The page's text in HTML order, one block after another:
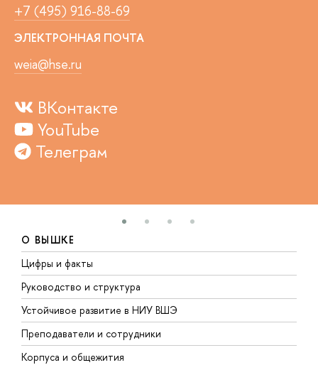
+7 (495) 916-88-69
ЭЛЕКТРОННАЯ ПОЧТА
weia@hse.ru
ВКонтакте
YouTube
Телеграм
О ВЫШКЕ
Цифры и факты
Руководство и структура
Устойчивое развитие в НИУ ВШЭ
Преподаватели и сотрудники
Корпуса и общежития